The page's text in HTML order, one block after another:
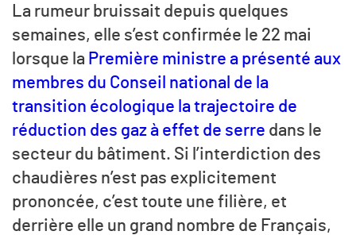
La rumeur bruissait depuis quelques
semaines, elle s’est confirmée le 22 mai
lorsque la Première ministre a présenté aux
membres du Conseil national de la
transition écologique la trajectoire de
réduction des gaz à effet de serre dans le
secteur du bâtiment. Si l’interdiction des
chaudières n’est pas explicitement
prononcée, c’est toute une filière, et
derrière elle un grand nombre de Français,